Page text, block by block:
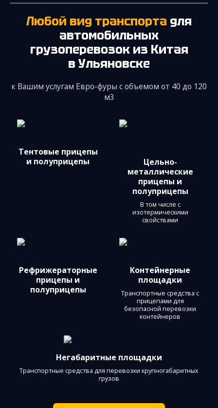
Любой вид транспорта для
автомобильных
грузоперевозок из Китая
в Ульяновске
к Вашим услугам Евро-фуры с объемом от 40 до 120
м3
Тентовые прицепы
и полуприцепы
Цельно­
металлические
прицепы и
полуприцепы
В том числе c
изотермическими
свойствами
Рефрижераторные
прицепы и
полуприцепы
Контейнерные
площадки
Транспортные средства с
прицепами для
безопасной перевозки
контейнеров
Негабаритные площадки
Транспортные средства для перевозки крупногабаритных
грузов